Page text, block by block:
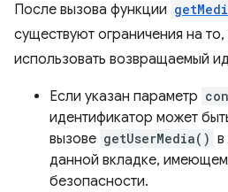
После вызова функции
существуют ограничения на
использовать возвращаемый
Если указан параметр
идентификатор может
вызове getUserMedia()
данной вкладке, имеющем
безопасности.